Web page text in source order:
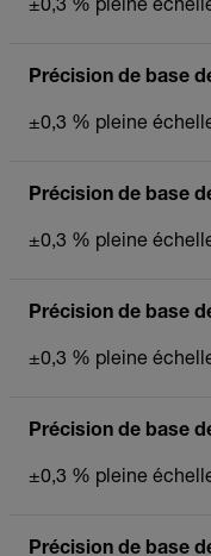
±0,3 % pleine
Précision de base
±0,3 % pleine
Précision de base
±0,3 % pleine
Précision de base
±0,3 % pleine
Précision de base
±0,3 % pleine
Précision de base